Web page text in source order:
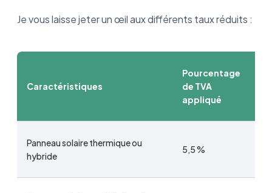
Je vous laisse jeter un œil aux différents taux réduits :
Caractéristiques
Pourcentage
de TVA
appliqué
Panneau solaire thermique ou
hybride
5,5 %